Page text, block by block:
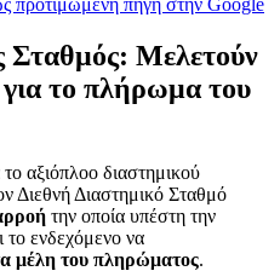
προτιμώμενη πηγή στην Google
Σταθμός: Mελετούν
το πλήρωμα του
αξιόπλοο διαστημικού
Διεθνή Διαστημικό Σταθμό
την οποία υπέστη την
το ενδεχόμενο να
μέλη του πληρώματος.